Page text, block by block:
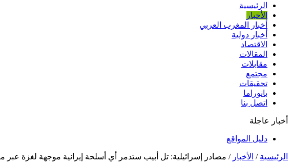
الرئيسية
الأخبار
أخبار المغرب العربي
أخبار دولية
الاقتصاد
المقالات
مقابلات
مجتمع
تحقيقات
بانوراما
اتصل بنا
أخبار عاجلة
دليل المواقع
الرئيسية / الأخبار / مصادر إسرائيلية: تل أبيب ستدمر أي أسلحة إيرانية موجهة لغزة عبر